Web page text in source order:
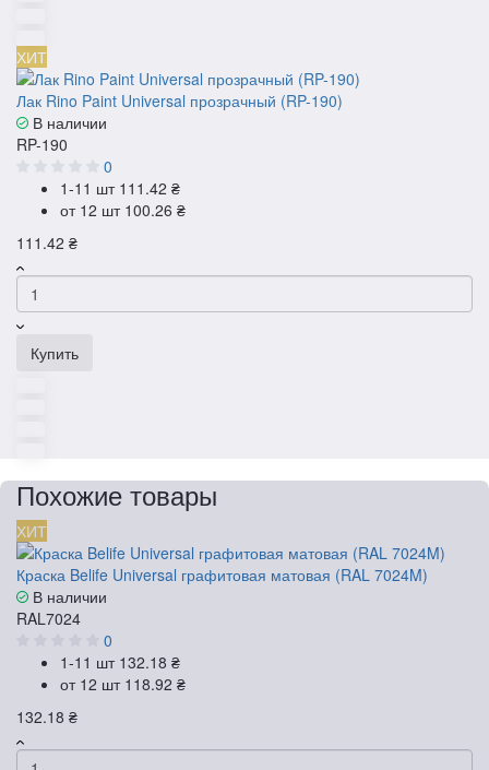
ХИТ
Лак Rino Paint Universal прозрачный (RP-190)
В наличии
RP-190
0
1-11 шт 111.42 ₴
от 12 шт 100.26 ₴
111.42 ₴
Купить
Похожие товары
ХИТ
Краска Belife Universal графитовая матовая (RAL 7024M)
В наличии
RAL7024
0
1-11 шт 132.18 ₴
от 12 шт 118.92 ₴
132.18 ₴